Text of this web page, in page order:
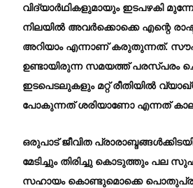
വിദ്യാർഥികളുമായും ഇടപഴകി
നിലയിൽ അവർക്കൊക്കെ എന്റെ
അറിയാം എന്നാണ് കരുതുന്നത്.
ഉണ്ടായിരുന്ന സമയത്ത് പരസ്പരം
ഇടപെടലുകളും മറ്റ് രീതിയിൽ
പോകുന്നത് ശരിയാണോ എന്നത് കാലം
​ഒരുപാട് ജീവിത
മേടിച്ചും തിരിച്ചു കൊടുത്തും പല
സഹായം കൊണ്ടുമൊക്കെ